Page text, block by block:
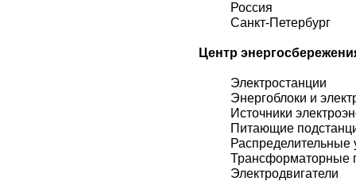
Россия
Санкт-Петербург
Центр
Электростанции
Энергоблоки и
Источники
Питающие
Распределительные
Трансформаторные
Электродвигатели